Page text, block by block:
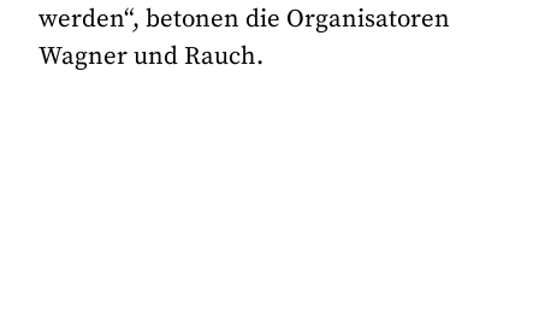
werden“, betonen die Organisatoren
Wagner und Rauch.